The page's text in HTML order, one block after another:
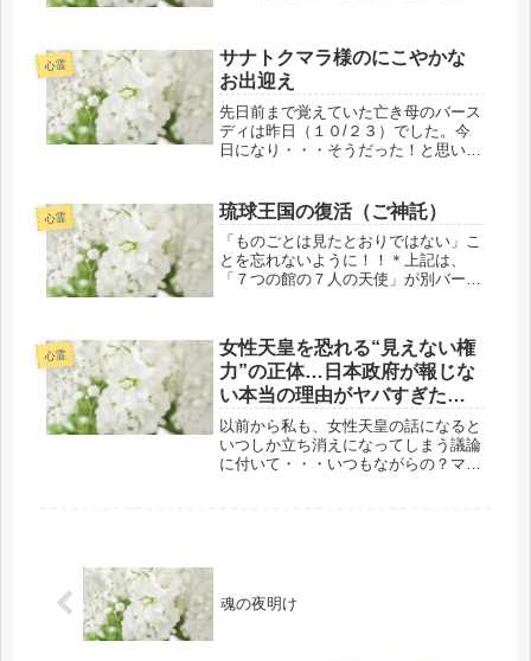
進化によるような詳細にわたることが
あり、共同創造＝ご神事が日帰りで...
心霊
サナトクマラ様のにこやかな
お出迎え
先日前まで覚えていた亡き母のバース
ディは昨日（１０/２３）でした。今
日になり・・・そうだった！と思い出
かれた表裏一体の状況に想いを馳せ、
いつも何も言わず・・・亡き祖父母、
亡...
心霊 琉球王国の復活（ご神託）
「ものごとは見たとおりではない」こ
とを忘れないように！！＊上記は、
「７つの館の７人の天使」が別バージ
内容は、リーキャロル著の降ろされた
「クライオン ジャーニー・ホーム
マ...
心霊
女性天皇を恐れる“見えない権
力”の正体…日本政府が報じな
い本当の理由がヤバすぎた…
【都市伝説 ミステリー】
Youtube動画より
以前から私も、女性天皇の話になると
いつしか立ち消えになってしまう議論
に付いて・・・いつもながらの？マー
魂の夜明け